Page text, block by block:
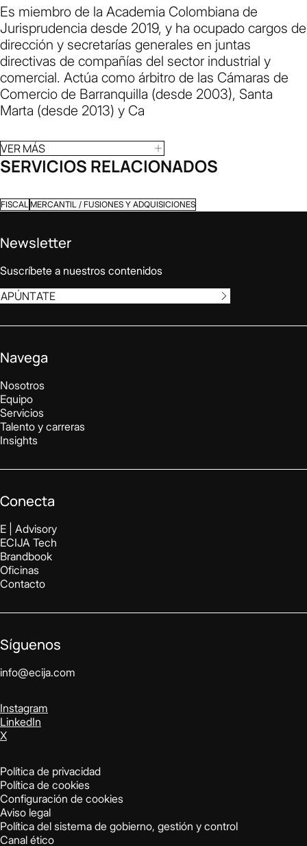
Es miembro de la Academia Colombiana de
Jurisprudencia desde 2019, y ha ocupado cargos de
dirección y secretarías generales en juntas
directivas de compañías del sector industrial y
comercial. Actúa como árbitro de las Cámaras de
Comercio de Barranquilla (desde 2003), Santa
Marta (desde 2013) y Ca
VER MÁS
SERVICIOS RELACIONADOS
FISCAL MERCANTIL / FUSIONES Y ADQUISICIONES
Newsletter
Suscríbete a nuestros contenidos
APÚNTATE
Navega
Nosotros
Equipo
Servicios
Talento y carreras
Insights
Conecta
E | Advisory
ECIJA Tech
Brandbook
Oficinas
Contacto
Síguenos
info@ecija.com
Instagram
LinkedIn
X
Política de privacidad
Política de cookies
Configuración de cookies
Aviso legal
Política del sistema de gobierno, gestión y control
Canal ético